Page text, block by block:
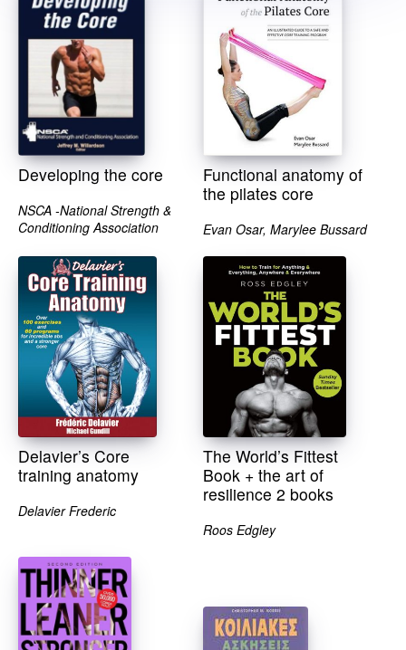
Developing the core
NSCA -National Strength &
Conditioning Association
Functional anatomy of
the pilates core
Evan Osar, Marylee Bussard
Delavier’s Core
training anatomy
Delavier Frederic
The World’s Fittest
Book + the art of
resilience 2 books
Roos Edgley